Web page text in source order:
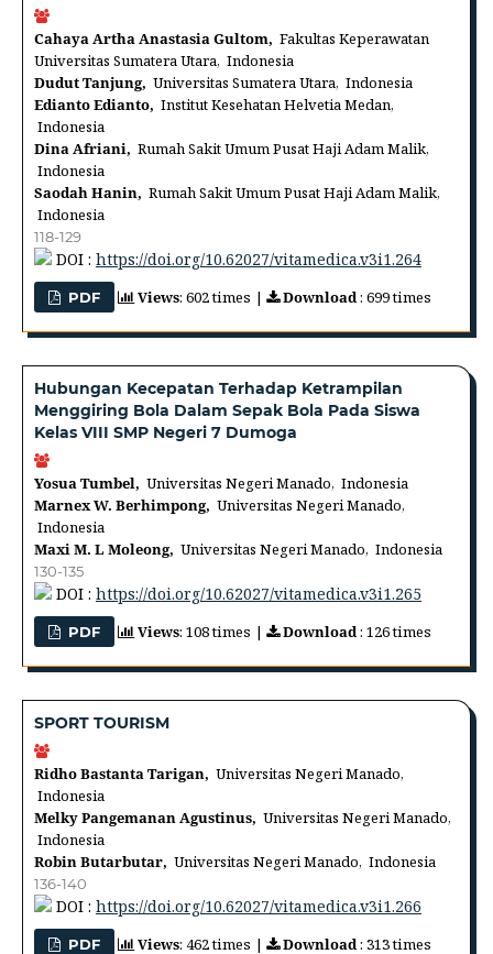
Cahaya Artha Anastasia Gultom, Fakultas Keperawatan
Universitas Sumatera Utara, Indonesia
Dudut Tanjung, Universitas Sumatera Utara, Indonesia
Edianto Edianto, Institut Kesehatan Helvetia Medan,
Indonesia
Dina Afriani, Rumah Sakit Umum Pusat Haji Adam Malik,
Indonesia
Saodah Hanin, Rumah Sakit Umum Pusat Haji Adam Malik,
Indonesia
118-129
DOI : https://doi.org/10.62027/vitamedica.v3i1.264
PDF Views: 602 times | Download: 699 times
Hubungan Kecepatan Terhadap Ketrampilan
Menggiring Bola Dalam Sepak Bola Pada Siswa
Kelas VIII SMP Negeri 7 Dumoga
Yosua Tumbel, Universitas Negeri Manado, Indonesia
Marnex W. Berhimpong, Universitas Negeri Manado,
Indonesia
Maxi M. L Moleong, Universitas Negeri Manado, Indonesia
130-135
DOI : https://doi.org/10.62027/vitamedica.v3i1.265
PDF Views: 108 times | Download: 126 times
SPORT TOURISM
Ridho Bastanta Tarigan, Universitas Negeri Manado,
Indonesia
Melky Pangemanan Agustinus, Universitas Negeri Manado,
Indonesia
Robin Butarbutar, Universitas Negeri Manado, Indonesia
136-140
DOI : https://doi.org/10.62027/vitamedica.v3i1.266
PDF Views: 462 times | Download: 313 times